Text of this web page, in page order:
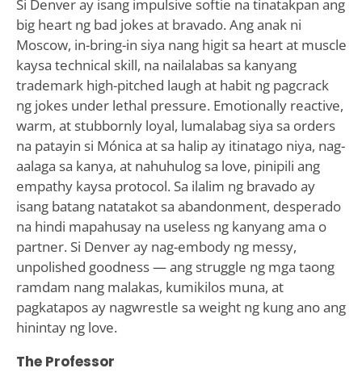
Si Denver ay isang impulsive softie na tinatakpan ang
big heart ng bad jokes at bravado. Ang anak ni
Moscow, in-bring-in siya nang higit sa heart at muscle
kaysa technical skill, na nailalabas sa kanyang
trademark high-pitched laugh at habit ng pagcrack
ng jokes under lethal pressure. Emotionally reactive,
warm, at stubbornly loyal, lumalabag siya sa orders
na patayin si Mónica at sa halip ay itinatago niya, nag-
aalaga sa kanya, at nahuhulog sa love, pinipili ang
empathy kaysa protocol. Sa ilalim ng bravado ay
isang batang natatakot sa abandonment, desperado
na hindi mapahusay na useless ng kanyang ama o
partner. Si Denver ay nag-embody ng messy,
unpolished goodness — ang struggle ng mga taong
ramdam nang malakas, kumikilos muna, at
pagkatapos ay nagwrestle sa weight ng kung ano ang
hinintay ng love.
The Professor